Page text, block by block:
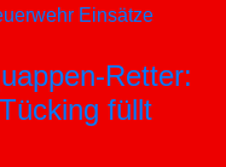
Einsätze
Retter:
füllt